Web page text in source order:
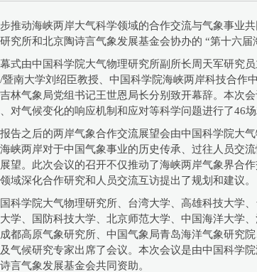
推动海峡两岸大气科学领域的合作交流与气象事业
究所和北京陶诗言气象发展基金会协办的 “第十六
式由中国科学院大气物理研究所副所长周天军研究
南大学刘绍臣教授、中国科学院海峡两岸科技合作
林气象局党组书记王世恩局长分别致开幕辞。本次
对气候变化的响应机制和应对等科学问题进行了46
告之后的两岸气象合作交流展望会由中国科学院大
峡两岸对于中国气象事业的历史传承、过往人员交
望。此次会议的召开不仅推动了海峡两岸气象界合
域深化合作研究和人员交流互访提出了规划和建议。
科学院大气物理研究所、台湾大学、高雄科技大学
学、国防科技大学、北京师范大学、中国海洋大学
都高原气象研究所、中国气象局青岛海洋气象研究
气候研究专家出席了会议。本次会议是由中国科学
言气象发展基金会共同资助。